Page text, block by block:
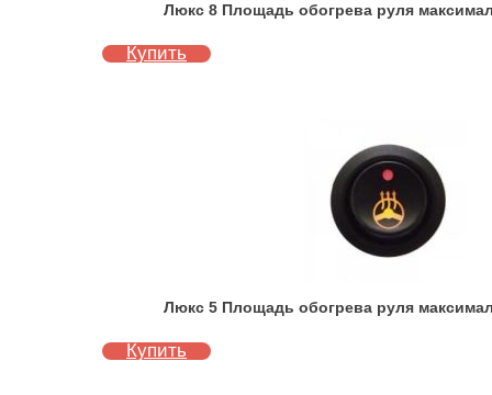
Люкс 8 Площадь обогрева руля
Купить
Люкс 5 Площадь обогрева руля
Купить